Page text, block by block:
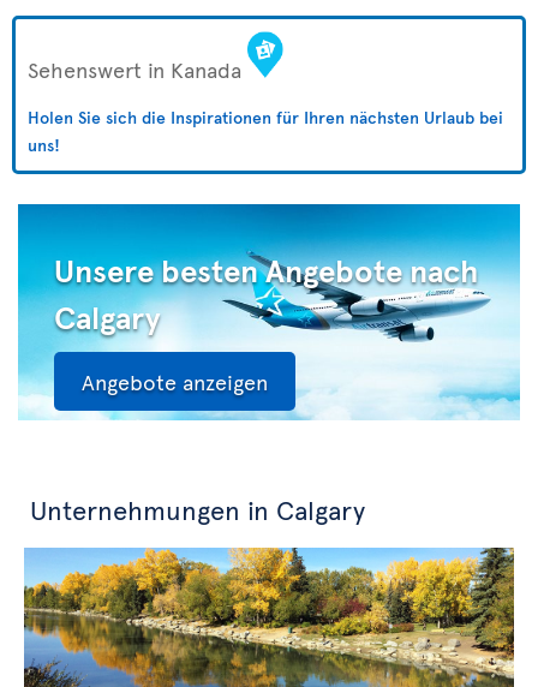
Sehenswert in Kanada
Holen Sie sich die Inspirationen für Ihren nächsten Urlaub bei
uns!
Unsere besten Angebote nach
Calgary
Angebote anzeigen
Unternehmungen in Calgary